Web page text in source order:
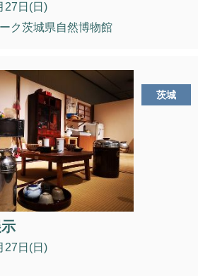
27日(日)
ク茨城県自然博物館
茨城
27日(日)